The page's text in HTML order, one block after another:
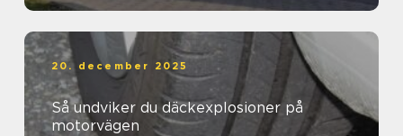
20. december 2025
Så undviker du däckexplosioner på
motorvägen